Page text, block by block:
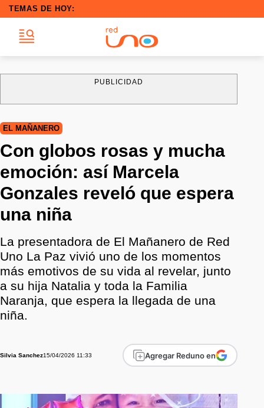
TEMAS DE HOY:
PUBLICIDAD
EL MAÑANERO
Con globos rosas y mucha
emoción: así Marcela
Gonzales reveló que espera
una niña
La presentadora de El Mañanero de Red
Uno La Paz vivió uno de los momentos
más emotivos de su vida al revelar, junto
a su hija Natalia y toda la Familia
Naranja, que espera la llegada de una
niña.
Silvia Sanchez15/04/2026 11:33 Agregar Reduno en